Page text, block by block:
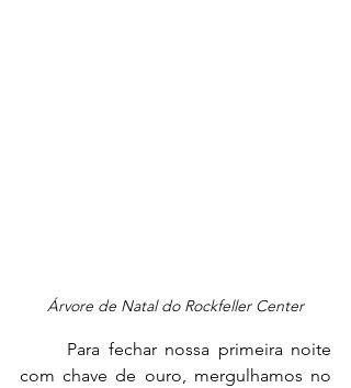
Árvore de Natal do Rockfeller Center
com chave de ouro, mergulhamos no